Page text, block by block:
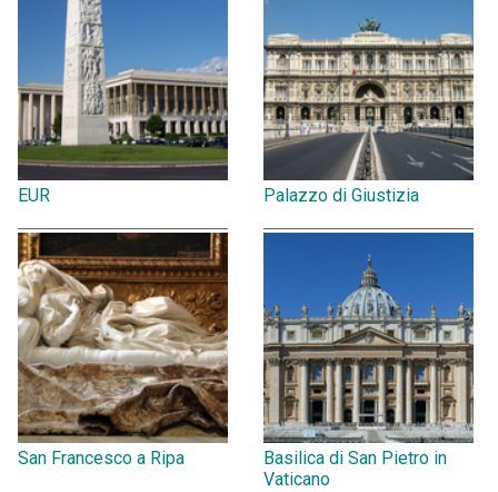
EUR Palazzo di Giustizia
San Francesco a Ripa
Basilica di San Pietro in
Vaticano